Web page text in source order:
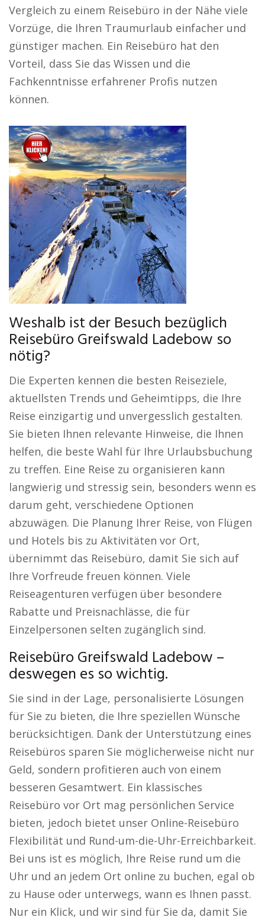
Vergleich zu einem Reisebüro in der Nähe viele
Vorzüge, die Ihren Traumurlaub einfacher und
günstiger machen. Ein Reisebüro hat den
Vorteil, dass Sie das Wissen und die
Fachkenntnisse erfahrener Profis nutzen
können.
Weshalb ist der Besuch bezüglich
Reisebüro Greifswald Ladebow so
nötig?
Die Experten kennen die besten Reiseziele,
aktuellsten Trends und Geheimtipps, die Ihre
Reise einzigartig und unvergesslich gestalten.
Sie bieten Ihnen relevante Hinweise, die Ihnen
helfen, die beste Wahl für Ihre Urlaubsbuchung
zu treffen. Eine Reise zu organisieren kann
langwierig und stressig sein, besonders wenn es
darum geht, verschiedene Optionen
abzuwägen. Die Planung Ihrer Reise, von Flügen
und Hotels bis zu Aktivitäten vor Ort,
übernimmt das Reisebüro, damit Sie sich auf
Ihre Vorfreude freuen können. Viele
Reiseagenturen verfügen über besondere
Rabatte und Preisnachlässe, die für
Einzelpersonen selten zugänglich sind.
Reisebüro Greifswald Ladebow –
deswegen es so wichtig.
Sie sind in der Lage, personalisierte Lösungen
für Sie zu bieten, die Ihre speziellen Wünsche
berücksichtigen. Dank der Unterstützung eines
Reisebüros sparen Sie möglicherweise nicht nur
Geld, sondern profitieren auch von einem
besseren Gesamtwert. Ein klassisches
Reisebüro vor Ort mag persönlichen Service
bieten, jedoch bietet unser Online-Reisebüro
Flexibilität und Rund-um-die-Uhr-Erreichbarkeit.
Bei uns ist es möglich, Ihre Reise rund um die
Uhr und an jedem Ort online zu buchen, egal ob
zu Hause oder unterwegs, wann es Ihnen passt.
Nur ein Klick, und wir sind für Sie da, damit Sie